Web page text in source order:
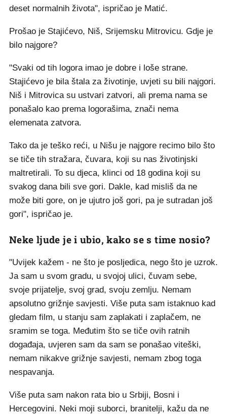
deset normalnih života", ispričao je Matić.
Prošao je Stajićevo, Niš, Srijemsku Mitrovicu. Gdje je
bilo najgore?
"Svaki od tih logora imao je dobre i loše strane.
Stajićevo je bila štala za životinje, uvjeti su bili najgori.
Niš i Mitrovica su ustvari zatvori, ali prema nama se
ponašalo kao prema logorašima, znači nema
elemenata zatvora.
Tako da je teško reći, u Nišu je najgore recimo bilo što
se tiče tih stražara, čuvara, koji su nas životinjski
maltretirali. To su djeca, klinci od 18 godina koji su
svakog dana bili sve gori. Dakle, kad misliš da ne
može biti gore, on je ujutro još gori, pa je sutradan još
gori", ispričao je.
Neke ljude je i ubio, kako se s time nosio?
"Uvijek kažem - ne što je posljedica, nego što je uzrok.
Ja sam u svom gradu, u svojoj ulici, čuvam sebe,
svoje prijatelje, svoj grad, svoju zemlju. Nemam
apsolutno grižnje savjesti. Više puta sam istaknuo kad
gledam film, u stanju sam zaplakati i zaplačem, ne
sramim se toga. Međutim što se tiče ovih ratnih
događaja, uvjeren sam da sam se ponašao viteški,
nemam nikakve grižnje savjesti, nemam zbog toga
nespavanja.
Više puta sam nakon rata bio u Srbiji, Bosni i
Hercegovini. Neki moji suborci, branitelji, kažu da ne